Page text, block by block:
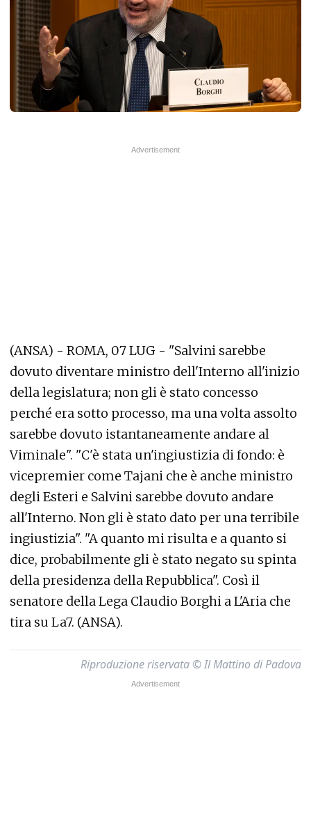
(ANSA) - ROMA, 07 LUG - "Salvini sarebbe
dovuto diventare ministro dell'Interno all'inizio
della legislatura; non gli è stato concesso
perché era sotto processo, ma una volta assolto
sarebbe dovuto istantaneamente andare al
Viminale". "C'è stata un'ingiustizia di fondo: è
vicepremier come Tajani che è anche ministro
degli Esteri e Salvini sarebbe dovuto andare
all'Interno. Non gli è stato dato per una terribile
ingiustizia". "A quanto mi risulta e a quanto si
dice, probabilmente gli è stato negato su spinta
della presidenza della Repubblica". Così il
senatore della Lega Claudio Borghi a L'Aria che
tira su La7. (ANSA).
Riproduzione riservata © Il Mattino di Padova